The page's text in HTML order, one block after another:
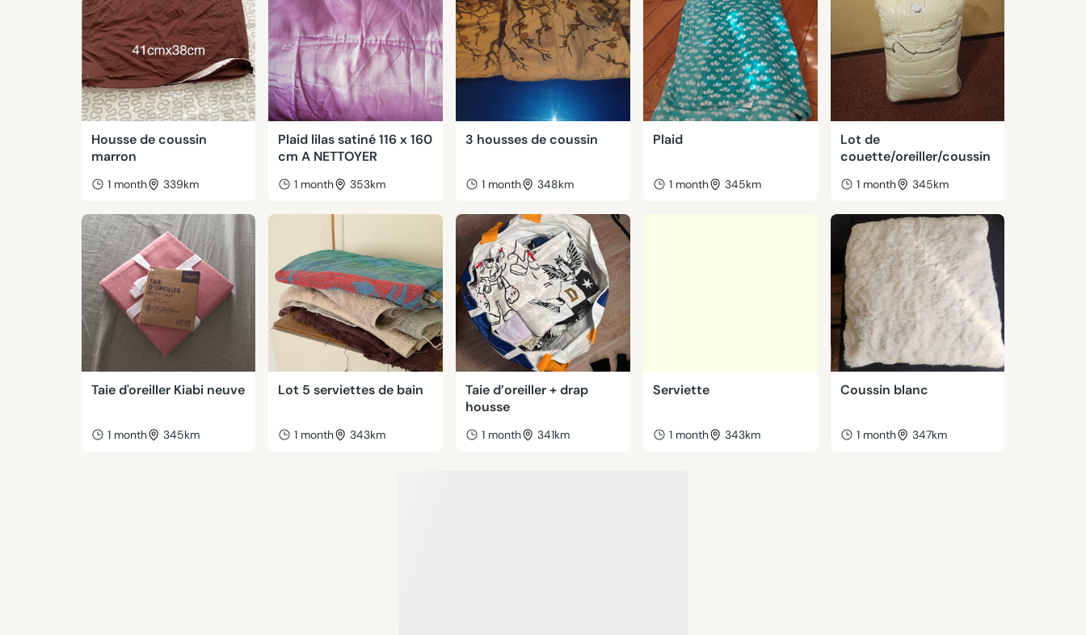
Housse de coussin
marron
1 month 339km
Plaid lilas satiné 116 x 160
cm A NETTOYER
1 month 353km
3 housses de coussin
1 month 348km
Plaid
1 month 345km
Lot de
couette/oreiller/coussin
1 month 345km
Taie d'oreiller Kiabi neuve
1 month 345km
Lot 5 serviettes de bain
1 month 343km
Taie d’oreiller + drap
housse
1 month 341km
Serviette
1 month 343km
Coussin blanc
1 month 347km